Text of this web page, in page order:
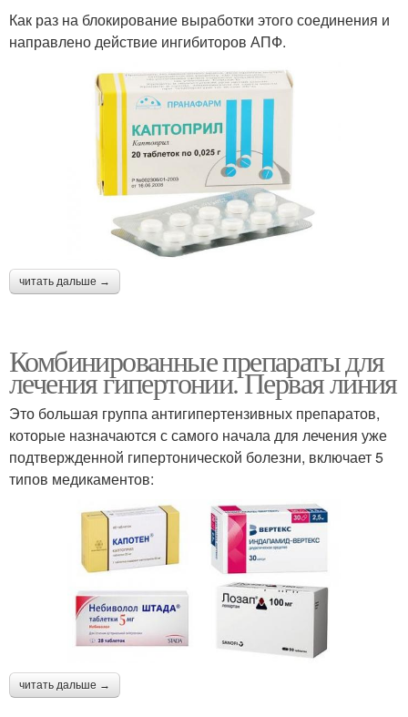
Как раз на блокирование выработки этого соединения и
направлено действие ингибиторов АПФ.
читать дальше →
Комбинированные препараты для
лечения гипертонии. Первая линия
Это большая группа антигипертензивных препаратов,
которые назначаются с самого начала для лечения уже
подтвержденной гипертонической болезни, включает 5
типов медикаментов:
читать дальше →